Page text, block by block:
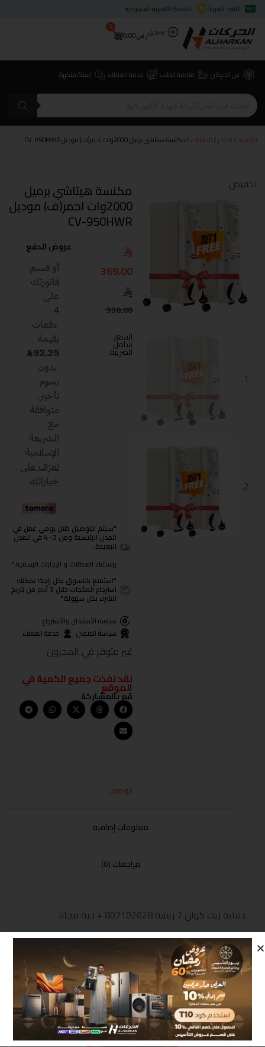
اللغة: العربية
المملكة العربية السعودية
تسجيلر.س0.00
0
عن الحركان متابعة الطلب خدمة العملاء اسئلة متكررة
الرئيسية/المتجر/الدفايات/ مكنسة هيتاشي برميل 2000وات احمر(ف) موديل CV-950HWR
تخفيض مكنسة هيتاشي برميل
2000وات احمر(ف) موديل
CV-950HWR
550.00
369.00
السعر
شامل
الضريبة
عروض الدفع
"سيتم التوصيل خلال يومي عمل في
المدن الرئيسية ومن 3- 4 في المدن
البعيدة.
بإستثناء العطلات و الإجازات الرسمية."
"استمتع بالتسوق بكل راحة! يمكنك
استرجاع المنتجات خلال 3 أيام من تاريخ
الشراء بكل سهولة."
سياسة الأستبدال والأسترجاع
سياسة الضمان
خدمة العملاء
غير متوفر في المخزون
لقد نفذت جميع الكمية في
الموقع
قم بالمشاركة
الوصف
معلومات إضافية
مراجعات (0)
دفاية زيت كولن 7 ريشة 807102028 + حبة مجانا
منتجات مشابهة